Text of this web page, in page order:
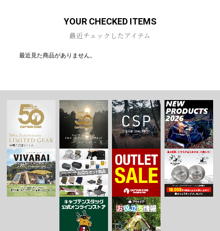
YOUR CHECKED ITEMS
最近チェックしたアイテム
最近見た商品がありません。